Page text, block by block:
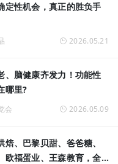
定性机会，真正的胜负手
2026.05.21
、脑健康齐发力！功能性
哪里?
会 2026.05.09
、巴黎贝甜、爸爸糖、
欧福蛋业、王森教育，全